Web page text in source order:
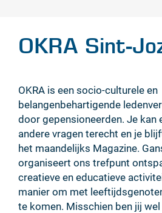
OKRA Sint-
OKRA is een socio-culturele en
belangenbehartigende
door gepensioneerden. Je kan
andere vragen terecht en je
het maandelijks Magazine.
organiseert ons trefpunt
creatieve en educatieve
manier om met
te komen. Misschien ben jij